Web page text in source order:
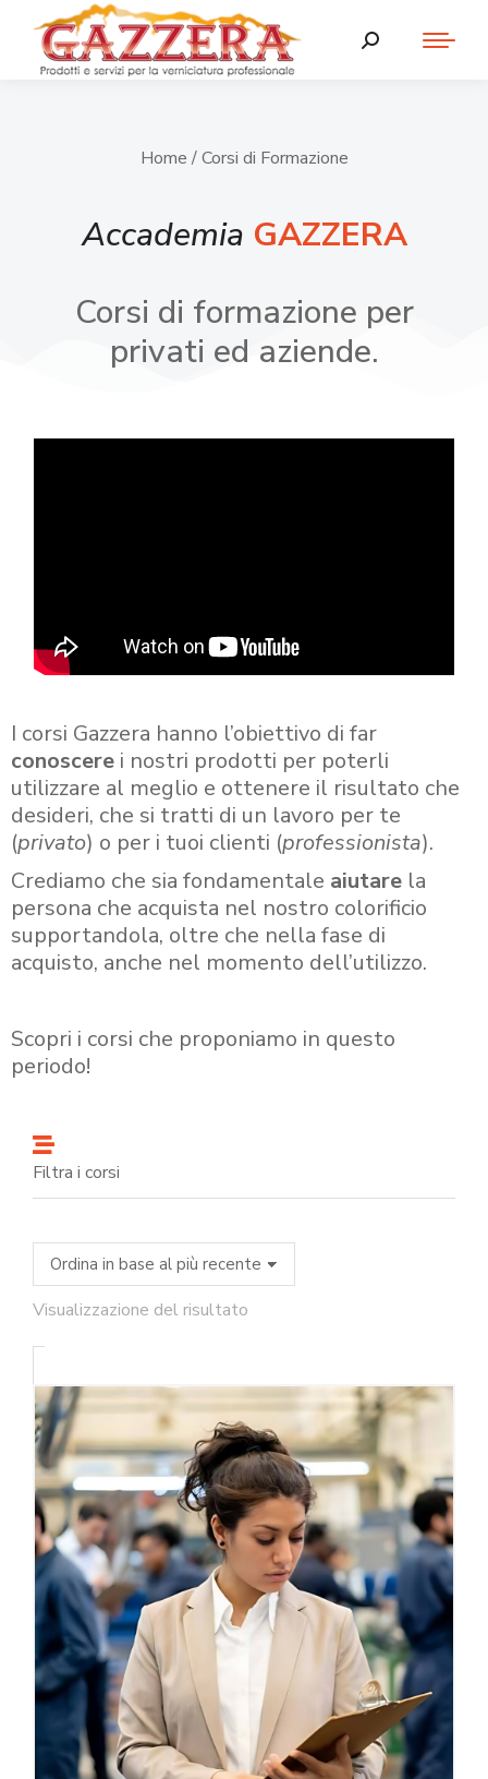
Home / Corsi di Formazione
Accademia GAZZERA
Corsi di formazione per
privati ed aziende.
I corsi Gazzera hanno l’obiettivo di far
conoscere i nostri prodotti per poterli
utilizzare al meglio e ottenere il risultato che
desideri, che si tratti di un lavoro per te
(privato) o per i tuoi clienti (professionista).
Crediamo che sia fondamentale aiutare la
persona che acquista nel nostro colorificio
supportandola, oltre che nella fase di
acquisto, anche nel momento dell’utilizzo.
Scopri i corsi che proponiamo in questo
periodo!
Filtra i corsi
Visualizzazione del risultato